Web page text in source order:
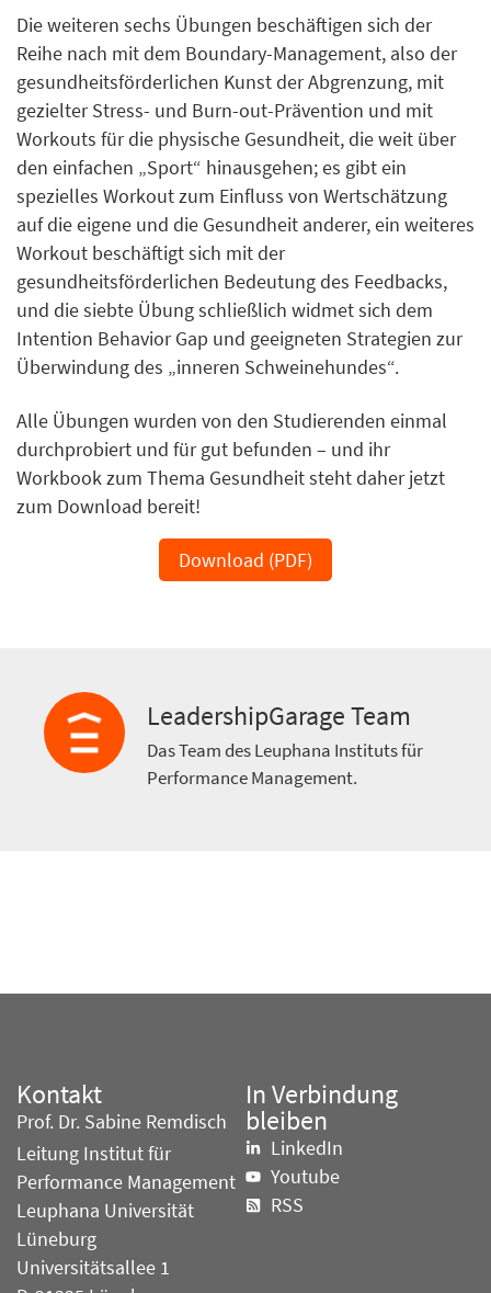
Die weiteren sechs Übungen beschäftigen sich der
Reihe nach mit dem Boundary-Management, also der
gesundheitsförderlichen Kunst der Abgrenzung, mit
gezielter Stress- und Burn-out-Prävention und mit
Workouts für die physische Gesundheit, die weit über
den einfachen „Sport“ hinausgehen; es gibt ein
spezielles Workout zum Einfluss von Wertschätzung
auf die eigene und die Gesundheit anderer, ein weiteres
Workout beschäftigt sich mit der
gesundheitsförderlichen Bedeutung des Feedbacks,
und die siebte Übung schließlich widmet sich dem
Intention Behavior Gap und geeigneten Strategien zur
Überwindung des „inneren Schweinehundes“.
Alle Übungen wurden von den Studierenden einmal
durchprobiert und für gut befunden – und ihr
Workbook zum Thema Gesundheit steht daher jetzt
zum Download bereit!
Download (PDF)
LeadershipGarage Team
Das Team des Leuphana Instituts für
Performance Management.
Kontakt
Prof. Dr. Sabine Remdisch
Leitung Institut für
Performance Management
Leuphana Universität
Lüneburg
Universitätsallee 1
In Verbindung
bleiben
LinkedIn
Youtube
RSS